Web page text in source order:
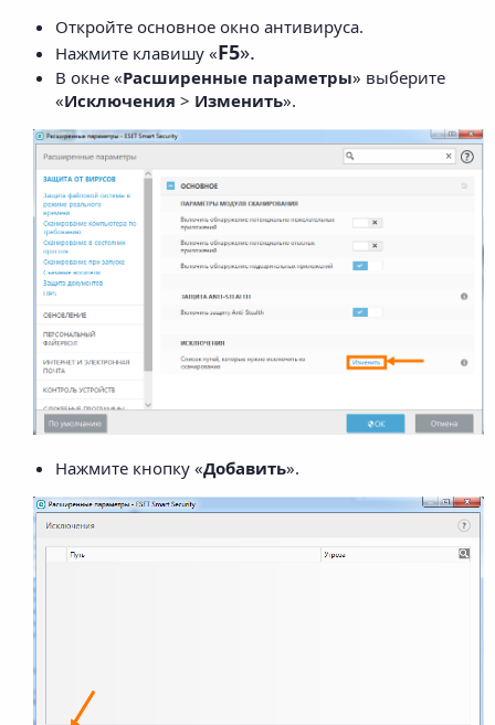
Откройте основное окно антивируса.
Нажмите клавишу «F5».
В окне «Расширенные параметры» выберите
«Исключения > Изменить».
Нажмите кнопку «Добавить».